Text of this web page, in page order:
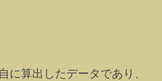
算出したデータであり、